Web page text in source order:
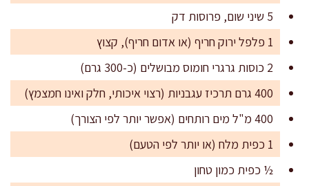
5 שיני שום, פרוסות דק
1 פלפל ירוק חריף (או אדום חריף), קצוץ
2 כוסות גרגרי חומוס מבושלים (כ-300 גרם)
400 גרם תרכיז עגבניות (רצוי איכותי, חלק ואינו חמצמץ)
400 מ"ל מים רותחים (אפשר יותר לפי הצורך)
1 כפית מלח (או יותר לפי הטעם)
½ כפית כמון טחון